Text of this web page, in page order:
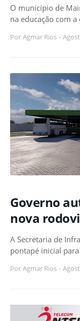
O município de
na educação com
Por Agmar Rios -
Governo
nova
A Secretaria de
pontapé inicial
Por Agmar Rios -